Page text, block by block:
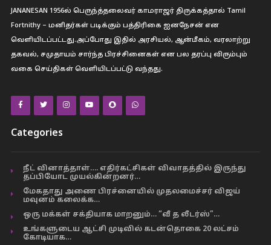
JANANESAN 1956ல் பெருந்த்தலைவர் காமராஜர் திருக்கத்தால் Tamil
Fortnithy – மனிதர்கள் படிக்கும் பத்திரிகை ஐனநேசன் என
வெளியிடப்பட்டது.அப்போது இதில் அரசியல், ஆன்மீகம், வரலாற்று
தகவல், சமுதாயம் சார்ந்த பிரச்சினைகள் என பல தரப்பு விரும்பும்
வகை செய்திகள் வெளியிடப்பட்டு வந்தது.
Categories
நீட் வினாத்தாள்…. எதிர்கட்சிகள் விவாதத்தில் இருந்து
தப்பியோட முயல்கின்றனர்…
மேகதாது அணை பிரச்னையில் முதலமைச்சர் விஜய்
மவுனம் கலைக்க…
ஒரு மக்கள் சக்தியாக மாறனும்… “வீ த லீடர்ஸ்”…
உங்களுடைய ஆட்சி முடிவில் கடன்தொகை 20 லட்சம்
கோடியாக…